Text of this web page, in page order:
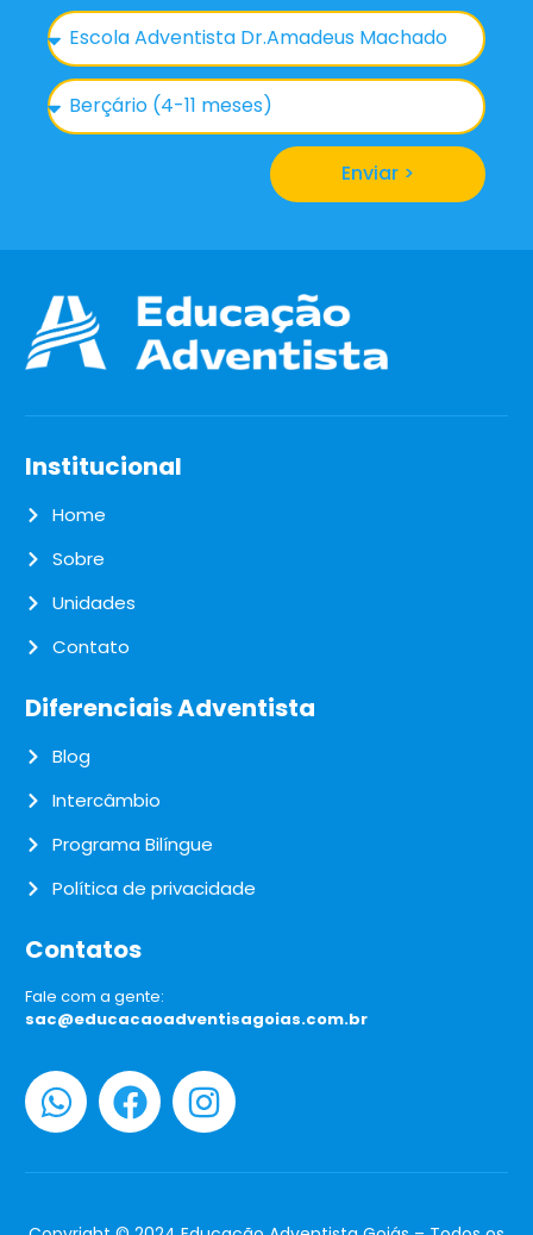
Enviar >
Institucional
Home
Sobre
Unidades
Contato
Diferenciais Adventista
Blog
Intercâmbio
Programa Bilíngue
Política de privacidade
Contatos
Fale com a gente:
sac@educacaoadventisagoias.com.br